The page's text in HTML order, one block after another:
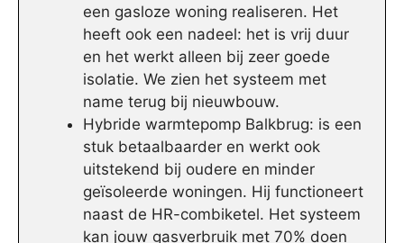
een gasloze woning realiseren. Het
heeft ook een nadeel: het is vrij duur
en het werkt alleen bij zeer goede
isolatie. We zien het systeem met
name terug bij nieuwbouw.
Hybride warmtepomp Balkbrug: is een
stuk betaalbaarder en werkt ook
uitstekend bij oudere en minder
geïsoleerde woningen. Hij functioneert
naast de HR-combiketel. Het systeem
kan jouw gasverbruik met 70% doen